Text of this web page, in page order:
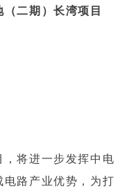
二期）长湾项目
将进一步发挥中电
路产业优势，为打